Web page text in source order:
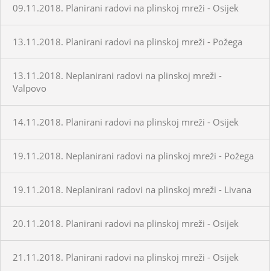
09.11.2018. Planirani radovi na plinskoj mreži - Osijek
13.11.2018. Planirani radovi na plinskoj mreži - Požega
13.11.2018. Neplanirani radovi na plinskoj mreži -
Valpovo
14.11.2018. Planirani radovi na plinskoj mreži - Osijek
19.11.2018. Neplanirani radovi na plinskoj mreži - Požega
19.11.2018. Neplanirani radovi na plinskoj mreži - Livana
20.11.2018. Planirani radovi na plinskoj mreži - Osijek
21.11.2018. Planirani radovi na plinskoj mreži - Osijek